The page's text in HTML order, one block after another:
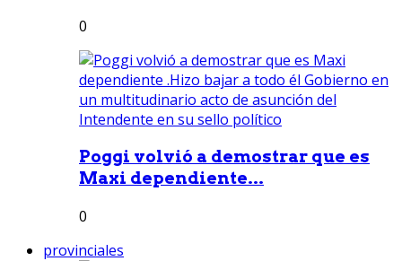
0
Poggi volvió a demostrar que es
Maxi dependiente...
0
provinciales